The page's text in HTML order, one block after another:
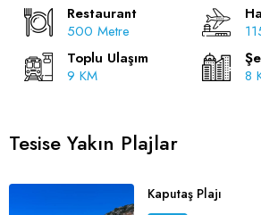
Restaurant
500 Metre
Toplu Ulaşım
9 KM
8
Tesise Yakın Plajlar
Kaputaş Plajı